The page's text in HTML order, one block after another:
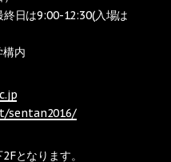
日は9:00-12:30(入場は
構内
sentan2016/
となります。